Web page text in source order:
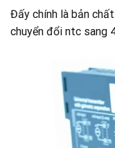
Đấy chính là bản
chuyển đổi ntc sang